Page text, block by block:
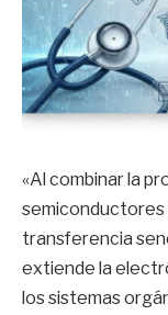
«Al combinar la
semiconductores
transferencia
extiende la
los sistemas